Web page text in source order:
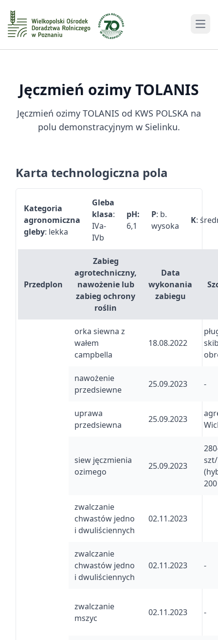
Jęczmień ozimyTOLANIS
Jęczmień ozimy TOLANIS od KWS POLSKA na
polu demonstracyjnym w Sielinku.
Karta technologiczna pola
Kategoria
agronomiczna
gleby: lekka
Gleba
klasa:
IVa-
IVb
pH:
6,1
P: b.
wysoka
K:
Przedplon
Zabieg
agrotechniczny,
nawożenie lub
zabieg ochrony
roślin
Data
wykonania
zabiegu
orka siewna z
wałem
campbella
18.08.2022
nawożenie
przedsiewne
25.09.2023 -
uprawa
przedsiewna
25.09.2023
siew jęczmienia
ozimego
25.09.2023
zwalczanie
chwastów jedno
i dwuliściennych
02.11.2023
zwalczanie
chwastów jedno
i dwuliściennych
02.11.2023 -
zwalczanie
mszyc
02.11.2023 -